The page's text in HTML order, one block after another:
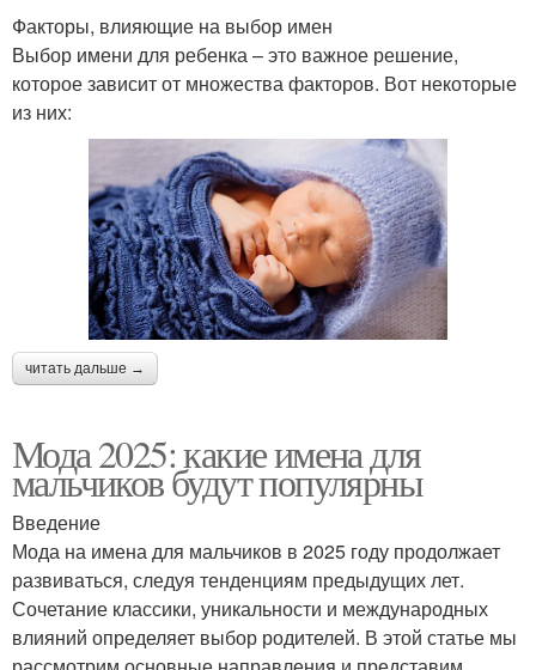
Факторы, влияющие на выбор имен
Выбор имени для ребенка – это важное решение,
которое зависит от множества факторов. Вот некоторые
из них:
читать дальше →
Мода 2025: какие имена для
мальчиков будут популярны
Введение
Мода на имена для мальчиков в 2025 году продолжает
развиваться, следуя тенденциям предыдущих лет.
Сочетание классики, уникальности и международных
влияний определяет выбор родителей. В этой статье мы